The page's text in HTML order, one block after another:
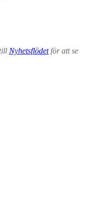
Nyhetsflödetför att se